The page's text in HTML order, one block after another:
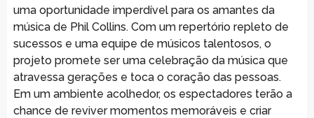
uma oportunidade imperdível para os amantes da
música de Phil Collins. Com um repertório repleto de
sucessos e uma equipe de músicos talentosos, o
projeto promete ser uma celebração da música que
atravessa gerações e toca o coração das pessoas.
Em um ambiente acolhedor, os espectadores terão a
chance de reviver momentos memoráveis e criar